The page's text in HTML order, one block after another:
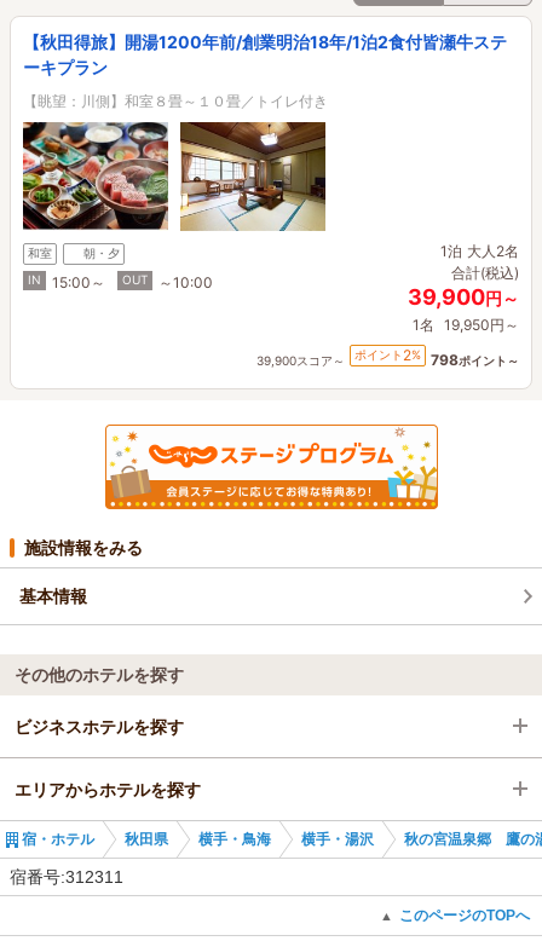
【秋田得旅】開湯1200年前/創業明治18年/1泊2食付皆瀬牛ステ
ーキプラン
【眺望：川側】和室８畳～１０畳／トイレ付き
和室
朝・夕
IN
15:00～ OUT ～10:00
1泊 大人2名
合計(税込)
39,900円～
1名 19,950円～
39,900スコア～ ポイント 2% 798ポイント～
施設情報をみる
基本情報
その他のホテルを探す
ビジネスホテルを探す
秋田県
横手・鳥海
エリアからホテルを探す
秋田県
宿・ホテル 秋田県 横手・鳥海 横手・湯沢 秋の宮温泉郷 鷹の
宿番号:312311
▲ このページのTOPへ